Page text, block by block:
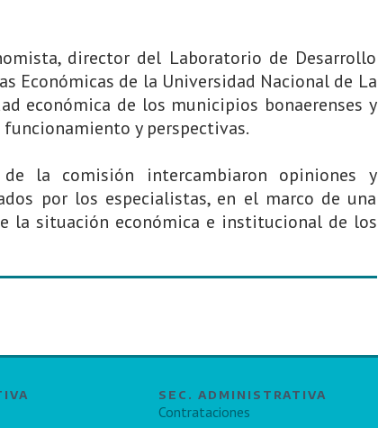
director del Laboratorio de Desarrollo
Económicas de la Universidad Nacional de La
económica de los municipios bonaerenses y
y perspectivas.
la comisión intercambiaron opiniones y
por los especialistas, en el marco de una
la situación económica e institucional de los
SEC. ADMINISTRATIVA
Contrataciones